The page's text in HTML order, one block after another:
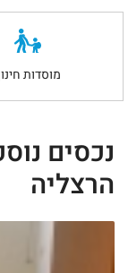
מוסדות
נכסים
הרצליה